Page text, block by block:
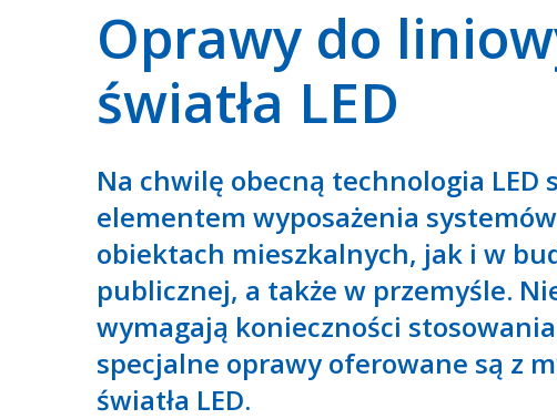
Oprawy do
światła LED
Na chwilę obecną technologia LED
elementem wyposażenia
obiektach mieszkalnych, jak i w
publicznej, a także w przemyśle.
wymagają konieczności
specjalne oprawy oferowane są z
światła LED.